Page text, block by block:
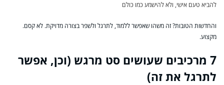
להביא טעם אישי, ולא להישמע כמו כולם
והחדשות הטובות? זה משהו שאפשר ללמוד, לתרגל ולשפר בצורה מדויקת. לא קסם.
מקצוע.
7 מרכיבים שעושים סט מרגש (וכן, אפשר
לתרגל את זה)